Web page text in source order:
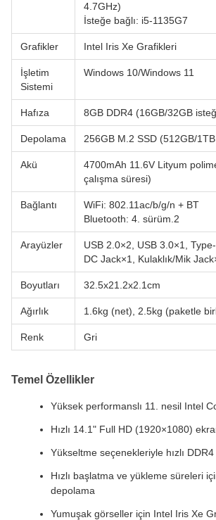
4.7GHz)
İsteğe bağlı: i5-1135G7
Grafikler Intel Iris Xe Grafikleri
İşletim
Sistemi
Windows 10/Windows 11
Hafıza 8GB DDR4 (16GB/32GB
Depolama 256GB M.2 SSD (512GB/
Akü
4700mAh 11.6V Lityum
çalışma süresi)
Bağlantı
WiFi: 802.11ac/b/g/n + BT
Bluetooth: 4. sürüm.2
Arayüzler
USB 2.0×2, USB 3.0×1,
DC Jack×1, Kulaklık/Mik
Boyutları 32.5x21.2x2.1cm
Ağırlık 1.6kg (net), 2.5kg (paketle
Renk Gri
Temel Özellikler
Yüksek performanslı 11. nesil Intel
Hızlı 14.1" Full HD (1920×1080)
Yükseltme seçenekleriyle hızlı DDR4
Hızlı başlatma ve yükleme süreleri
depolama
Yumuşak görseller için Intel Iris Xe